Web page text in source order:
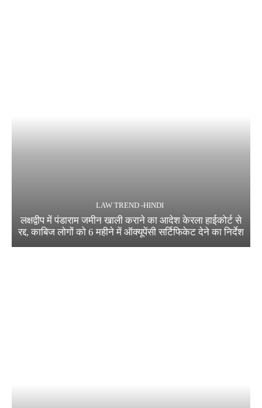
LAW TREND -HINDI
लक्षद्वीप में पंडाराम जमीन खाली कराने का आदेश केरला हाईकोर्ट से
रद्द, काबिज लोगों को 6 महीने में ऑक्यूपेंसी सर्टिफिकेट देने का निर्देश